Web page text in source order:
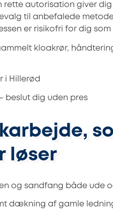
autorisation giver
til anbefalede
er risikofri for dig som
kloakrør,
i Hillerød
beslut dig uden pres
løser
og sandfang både ude
dækning af gamle